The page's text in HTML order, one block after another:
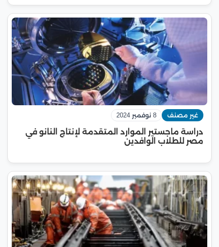
غير مصنف 8 نوفمبر 2024
دراسة ماجستير الموارد المتقدمة لإنتاج النانو في
مصر للطلاب الوافدين